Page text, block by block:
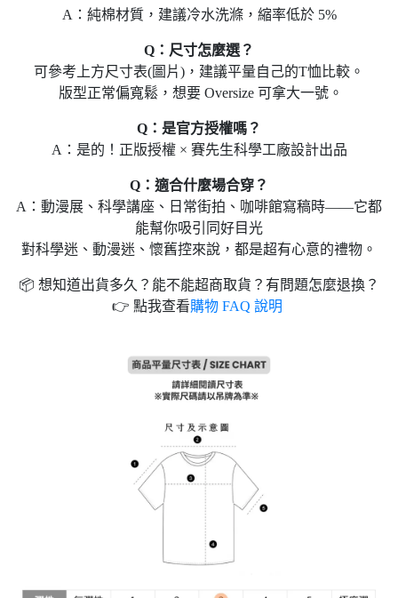
A：純棉材質，建議冷水洗滌，縮率低於 5%
Q：尺寸怎麼選？
可參考上方尺寸表(圖片)，建議平量自己的T恤比較。
版型正常偏寬鬆，想要 Oversize 可拿大一號。
Q：是官方授權嗎？
A：是的！正版授權 × 賽先生科學工廠設計出品
Q：適合什麼場合穿？
A：動漫展、科學講座、日常街拍、咖啡館寫稿時——它都
能幫你吸引同好目光
對科學迷、動漫迷、懷舊控來說，都是超有心意的禮物。
📦 想知道出貨多久？能不能超商取貨？有問題怎麼退換？
👉 點我查看購物 FAQ 說明